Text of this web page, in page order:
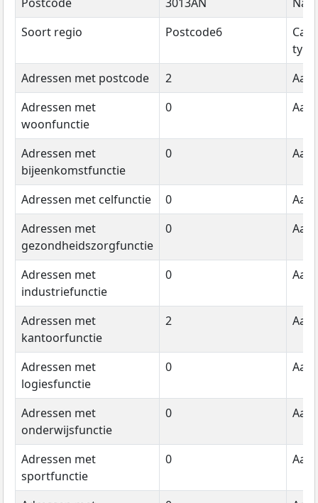
Soort regio
Postcode6
type
Adressen met postcode
2
Adressen met
woonfunctie
0
Adressen met
bijeenkomstfunctie
0
Adressen met celfunctie 0
Adressen met
gezondheidszorgfunctie
0
Adressen met
industriefunctie
0
Adressen met
kantoorfunctie
2
Adressen met
logiesfunctie
0
Adressen met
onderwijsfunctie
0
Adressen met
sportfunctie
0